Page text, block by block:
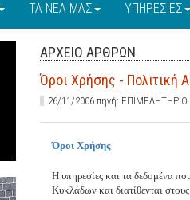
ΤΑ ΝΕΑ ΜΑΣ ΥΠΗΡΕΣΙΕΣ
ΑΡΧΕΙΟ ΑΡΘΡΩΝ
Όροι Χρήσης - Πολιτική
26/11/2006 πηγή:
Όροι Χρήσης
Η υπηρεσίες και τα δεδομένα
Κυκλάδων και διατίθενται